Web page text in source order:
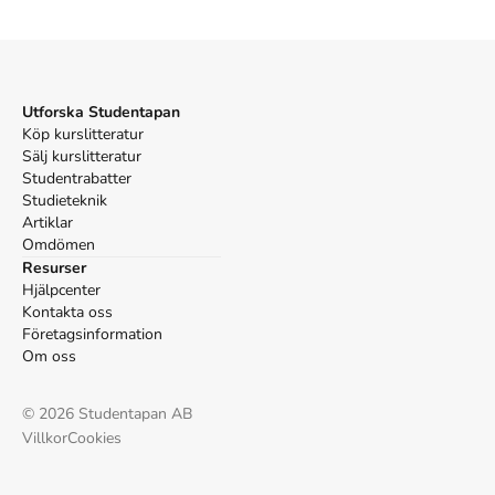
APA
Aslan, R. (2018).God: A Human History Of Religion
Random House UK.
Vancouver
Aslan R. God: A Human History Of Religion. Random
House UK; 2018.
Utforska Studentapan
Köp kurslitteratur
Sälj kurslitteratur
Studentrabatter
Studieteknik
Artiklar
Omdömen
Resurser
Hjälpcenter
Kontakta oss
Företagsinformation
Om oss
© 2026 Studentapan AB
VillkorCookies